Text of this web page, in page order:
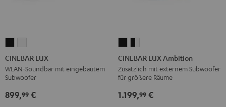
LUX
Schwarz
LUX
Weiß
CINEBAR LUX
WLAN-Soundbar mit eingebautem
Subwoofer
899,99 €
LUX
Ambition
Schwarz
LUX
Ambition
Schwarz
/
CINEBAR LUX Ambition
Zusätzlich mit externem Subwoofer
für größere Räume
1.199,99 €